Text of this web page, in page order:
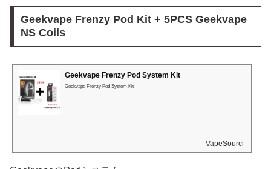
Geekvape Frenzy Pod Kit + 5PCS Geekvape
NS Coils
Geekvape Frenzy Pod System Kit
Geekvape Frenzy Pod System Kit
VapeSourcing